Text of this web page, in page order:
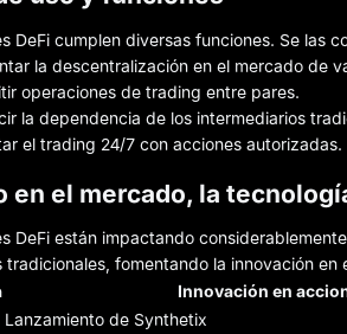
DeFi cumplen diversas funciones. Se las
la descentralización en el mercado de
operaciones de trading entre pares.
la dependencia de los intermediarios
el trading 24/7 con acciones autorizadas.
en el mercado, la
DeFi están impactando
tradicionales, fomentando la innovación
Innovación en
Lanzamiento de Synthetix